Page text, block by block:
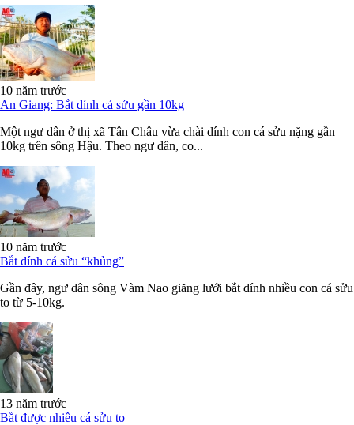
10 năm trước
An Giang: Bắt dính cá sửu gần 10kg
Một ngư dân ở thị xã Tân Châu vừa chài dính con cá sửu nặng gần
10kg trên sông Hậu. Theo ngư dân, co...
10 năm trước
Bắt dính cá sửu “khủng”
Gần đây, ngư dân sông Vàm Nao giăng lưới bắt dính nhiều con cá sửu
to từ 5-10kg.
13 năm trước
Bắt được nhiều cá sửu to